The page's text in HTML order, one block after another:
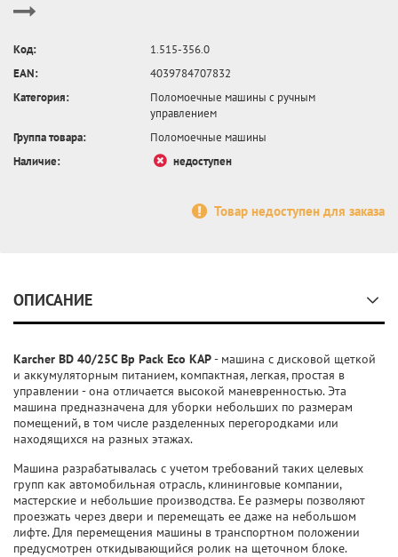
Код:
1.515-356.0
EAN:
4039784707832
Категория:
Поломоечные машины с ручным
управлением
Группа товара:
Поломоечные машины
Наличие:
недоступен
Товар недоступен для заказа
ОПИСАНИЕ
Karcher BD 40/25C Bp Pack Eco KAP- машина с дисковой щеткой
и аккумуляторным питанием, компактная, легкая, простая в
управлении - она отличается высокой маневренностью. Эта
машина предназначена для уборки небольших по размерам
помещений, в том числе разделенных перегородками или
находящихся на разных этажах.
Машина разрабатывалась с учетом требований таких целевых
групп как автомобильная отрасль, клининговые компании,
мастерские и небольшие производства. Ее размеры позволяют
проезжать через двери и перемещать ее даже на небольшом
лифте. Для перемещения машины в транспортном положении
предусмотрен откидывающийся ролик на щеточном блоке.